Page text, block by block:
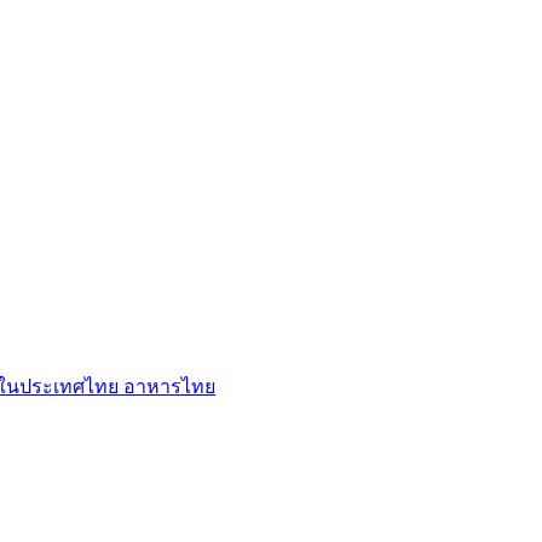
นประเทศไทย อาหารไทย